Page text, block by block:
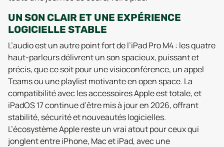
UN SON CLAIR ET UNE EXPÉRIENCE
LOGICIELLE STABLE
L’audio est un autre point fort de l’iPad Pro M4 : les quatre
haut-parleurs délivrent un son spacieux, puissant et
précis, que ce soit pour une visioconférence, un appel
Teams ou une playlist motivante en open space. La
compatibilité avec les accessoires Apple est totale, et
iPadOS 17 continue d’être mis à jour en 2026, offrant
stabilité, sécurité et nouveautés logicielles.
L’écosystème Apple reste un vrai atout pour ceux qui
jonglent entre iPhone, Mac et iPad, avec une